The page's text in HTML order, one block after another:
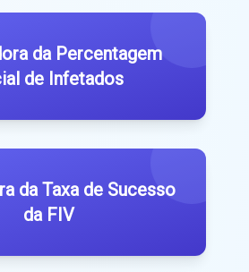
da Percentagem
de Infetados
da Taxa de Sucesso
da FIV